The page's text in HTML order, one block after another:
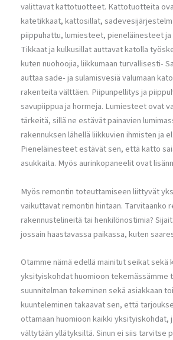
valittavat kattotuotteet. Kattotuotteita
katetikkaat, kattosillat,
piippuhattu, lumiesteet, pieneläinesteet ja
Tikkaat ja kulkusillat auttavat katolla
kuten nuohoojia, liikkumaan turvallisesti-
auttaa sade- ja sulamisvesiä valumaan
rakenteita välttäen. Piipunpellitys ja
savupiippua ja hormeja. Lumiesteet ovat
tärkeitä, sillä ne estävät painavien
rakennuksen lähellä liikkuvien ihmisten ja
Pieneläinesteet estävät sen, että katto
asukkaita. Myös aurinkopaneelit ovat
Myös remontin toteuttamiseen liittyvät
vaikuttavat remontin hintaan. Tarvitaanko
rakennustelineitä tai henkilönostimia?
jossain haastavassa paikassa, kuten
Otamme nämä edellä mainitut seikat sekä
yksityiskohdat huomioon tekemässämme
suunnitelman tekeminen sekä asiakkaan
kuunteleminen takaavat sen, että
ottamaan huomioon kaikki yksityiskohdat,
vältytään yllätyksiltä. Sinun ei siis tarvitse